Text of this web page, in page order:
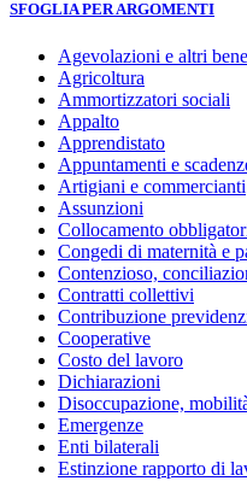
SFOGLIA PER ARGOMENTI
Agevolazioni e altri
Agricoltura
Ammortizzatori sociali
Appalto
Apprendistato
Appuntamenti e
Artigiani e commercianti
Assunzioni
Collocamento
Congedi di maternità e
Contenzioso,
Contratti collettivi
Contribuzione
Cooperative
Costo del lavoro
Dichiarazioni
Disoccupazione,
Emergenze
Enti bilaterali
Estinzione rapporto di